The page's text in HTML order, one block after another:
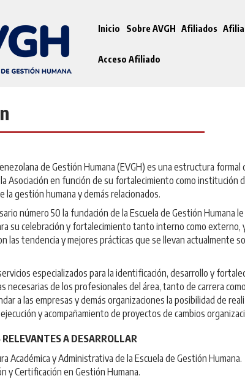
Inicio Sobre AVGH Afiliados
Acceso Afiliado
de Gestión Humana (EVGH) es una estructura formal
la Asociación en función de su fortalecimiento como institución
la gestión humana y demás relacionados.
número 50 la fundación de la Escuela de Gestión Humana
su celebración y fortalecimiento tanto interno como externo,
las tendencia y mejores prácticas que se llevan actualmente
especializados para la identificación, desarrollo y
necesarias de los profesionales del área, tanto de carrera
a las empresas y demás organizaciones la posibilidad de
y acompañamiento de proyectos de cambios
RELEVANTES A DESARROLLAR
Académica y Administrativa de la Escuela de Gestión Humana.
y Certificación en Gestión Humana.